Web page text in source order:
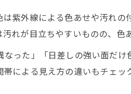
を選ぶべきか
解と真実
徴
び方
紫外線による色あせや汚れの
れが目立ちやすいものの、色
った」「日差しの強い面だけ
による見え方の違いもチェッ